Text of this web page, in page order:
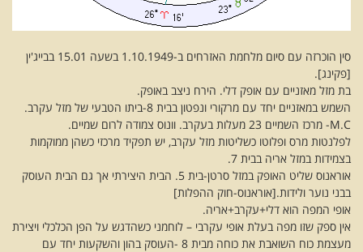
סין הוכרזה עם סיום מלחמת האזרחים ב-1.10.1949 בשעה 15.01 בבייג'ין
[פקינג].
בת מזל מאזניים עם אופק דלי. הירח ניצב באופק.
השמש במאזניים יחד עם מרקורי ונפטון בבית 8-ביתו הטבעי של מזל עקרב.
M.C- מרכז השמיים 23 מעלות בעקרב. וונוס צמודה לרום שמיים.
לפלנטות מרס ופלוטו כשליטות מזל עקרב, יש תפקיד מרכזי כשהן ממוקמות
בצמידות במזל אריה בבית 7.
אוראנוס שליט האופק במזל סרטן-בית 5. הבית היצירתי אך גם הבית העוסק
בבני נוער ולידות.[אוראנוס-חוק ההפלות]
אופי המפה הוא דלי+עקרב+אריה.
אין ספק שזו מפה בעלת אופי עקרבי – לוחמני כשהדגש על הפן הכלכלי ויצירת
מעצמת כוח השואבת את כוחה מבית 8 -העוסק בהון והשקעות יחד עם